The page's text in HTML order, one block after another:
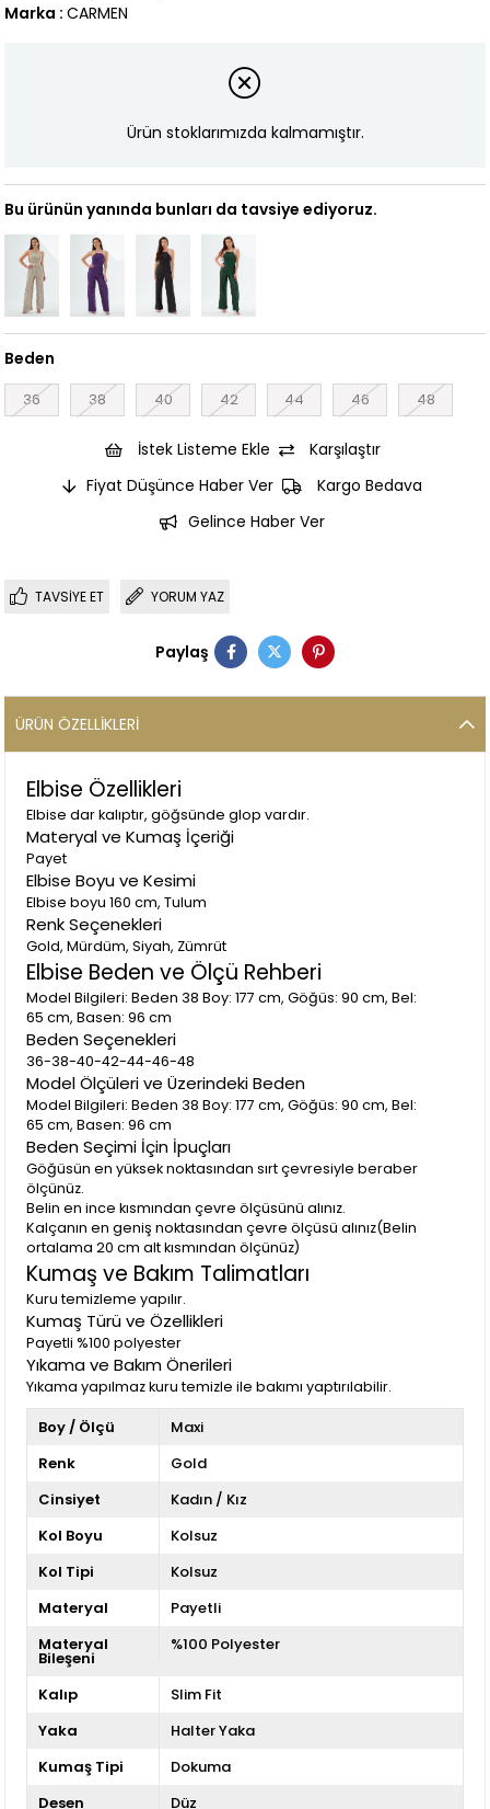
Marka : CARMEN
Ürün stoklarımızda kalmamıştır.
Bu ürünün yanında bunları da tavsiye ediyoruz.
Beden
36 38 40 42 44 46 48
İstek Listeme Ekle
Karşılaştır
Fiyat Düşünce Haber Ver
Kargo Bedava
Gelince Haber Ver
TAVSIYE ET YORUM YAZ
Paylaş
ÜRÜN ÖZELLIKLERI
Elbise Özellikleri
Elbise dar kalıptır, göğsünde glop vardır.
Materyal ve Kumaş İçeriği
Payet
Elbise Boyu ve Kesimi
Elbise boyu 160 cm, Tulum
Renk Seçenekleri
Gold, Mürdüm, Siyah, Zümrüt
Elbise Beden ve Ölçü Rehberi
Model Bilgileri: Beden 38 Boy: 177 cm, Göğüs: 90 cm, Bel:
65 cm, Basen: 96 cm
Beden Seçenekleri
36-38-40-42-44-46-48
Model Ölçüleri ve Üzerindeki Beden
Model Bilgileri: Beden 38 Boy: 177 cm, Göğüs: 90 cm, Bel:
65 cm, Basen: 96 cm
Beden Seçimi İçin İpuçları
Göğüsün en yüksek noktasından sırt çevresiyle beraber
ölçünüz.
Belin en ince kısmından çevre ölçüsünü alınız.
Kalçanın en geniş noktasından çevre ölçüsü alınız(Belin
ortalama 20 cm alt kısmından ölçünüz)
Kumaş ve Bakım Talimatları
Kuru temizleme yapılır.
Kumaş Türü ve Özellikleri
Payetli %100 polyester
Yıkama ve Bakım Önerileri
Yıkama yapılmaz kuru temizle ile bakımı yaptırılabilir.
Boy / Ölçü
Maxi
Renk
Gold
Cinsiyet
Kadın / Kız
Kol Boyu
Kolsuz
Kol Tipi
Kolsuz
Materyal
Payetli
Materyal
Bileşeni
%100 Polyester
Kalıp
Slim Fit
Yaka
Halter Yaka
Kumaş Tipi
Dokuma
Desen
Düz